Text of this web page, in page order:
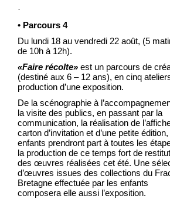
·
• Parcours 4
Du lundi 18 au vendredi 22 août, (5
de 10h à 12h).
«Faire récolte» est un parcours de
(destiné aux 6 – 12 ans), en cinq
production d’une exposition.
De la scénographie à
la visite des publics, en passant par la
communication, la réalisation de
carton d’invitation et d’une petite
enfants prendront part à toutes les
la production de ce temps fort de
des œuvres réalisées cet été. Une
d’œuvres issues des collections du
Bretagne effectuée par les enfants
composera elle aussi l’exposition.